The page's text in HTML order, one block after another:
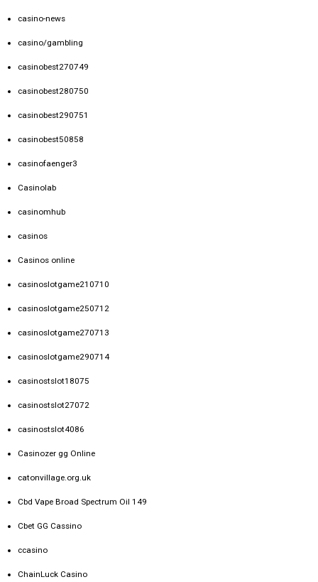
casino-news
casino/gambling
casinobest270749
casinobest280750
casinobest290751
casinobest50858
casinofaenger3
Casinolab
casinomhub
casinos
Casinos online
casinoslotgame210710
casinoslotgame250712
casinoslotgame270713
casinoslotgame290714
casinostslot18075
casinostslot27072
casinostslot4086
Casinozer gg Online
catonvillage.org.uk
Cbd Vape Broad Spectrum Oil 149
Cbet GG Cassino
ccasino
ChainLuck Casino